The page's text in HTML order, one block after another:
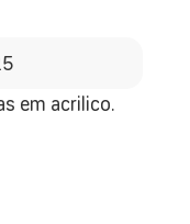
em acrilico.